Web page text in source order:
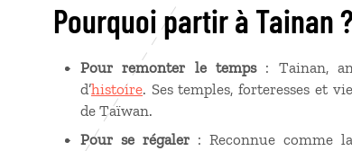
Pourquoi partir à Tainan ?
Pour remonter le temps: Tainan,
d’histoire. Ses temples, forteresses et
de Taïwan.
Pour se régaler : Reconnue comme